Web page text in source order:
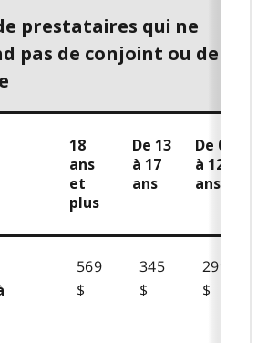
prestataires qui ne
pas de conjoint ou de
18
ans
et
plus
De 13
à 17
ans
De 0
à 12
ans
569
$
345
$
299
$